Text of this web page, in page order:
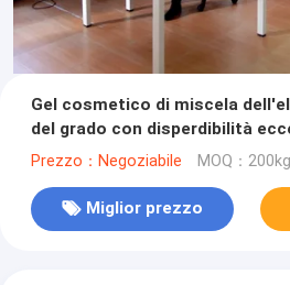
Gel cosmetico di miscela
del grado con disperdibilità
Prezzo：Negoziabile MOQ：200kg
Miglior prezzo